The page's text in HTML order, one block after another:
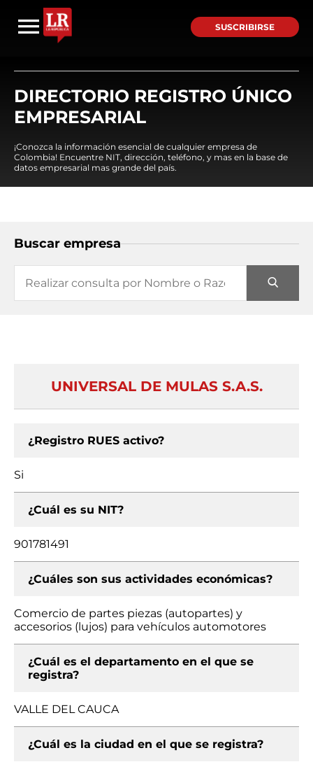
SUSCRIBIRSE
DIRECTORIO REGISTRO ÚNICO
EMPRESARIAL
¡Conozca la información esencial de cualquier empresa de
Colombia! Encuentre NIT, dirección, teléfono, y mas en la base de
datos empresarial mas grande del país.
Buscar empresa
UNIVERSAL DE MULAS S.A.S.
¿Registro RUES activo?
Si
¿Cuál es su NIT?
901781491
¿Cuáles son sus actividades económicas?
Comercio de partes piezas (autopartes) y
accesorios (lujos) para vehículos automotores
¿Cuál es el departamento en el que se
registra?
VALLE DEL CAUCA
¿Cuál es la ciudad en el que se registra?